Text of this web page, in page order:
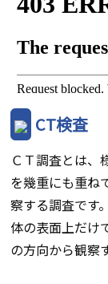
CT検査
ＣＴ調査とは、
を幾重にも重ね
察する調査です
体の表面上だけ
の方向から観察